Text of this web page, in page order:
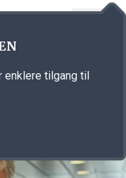
enklere tilgang til